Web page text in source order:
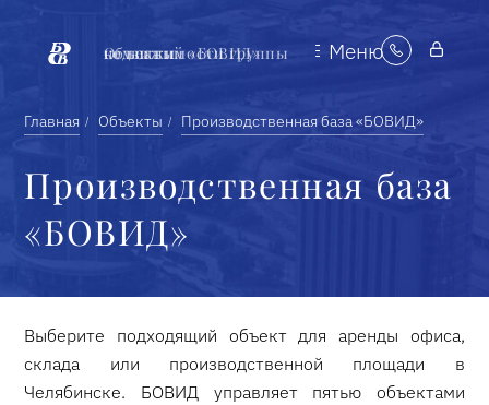
Объекты недвижимости группы компаний «БОВИД» Меню
Главная Объекты Производственная база «БОВИД»
Производственная база
«БОВИД»
Выберите подходящий объект для аренды офиса,
склада или производственной площади в
Челябинске. БОВИД управляет пятью объектами